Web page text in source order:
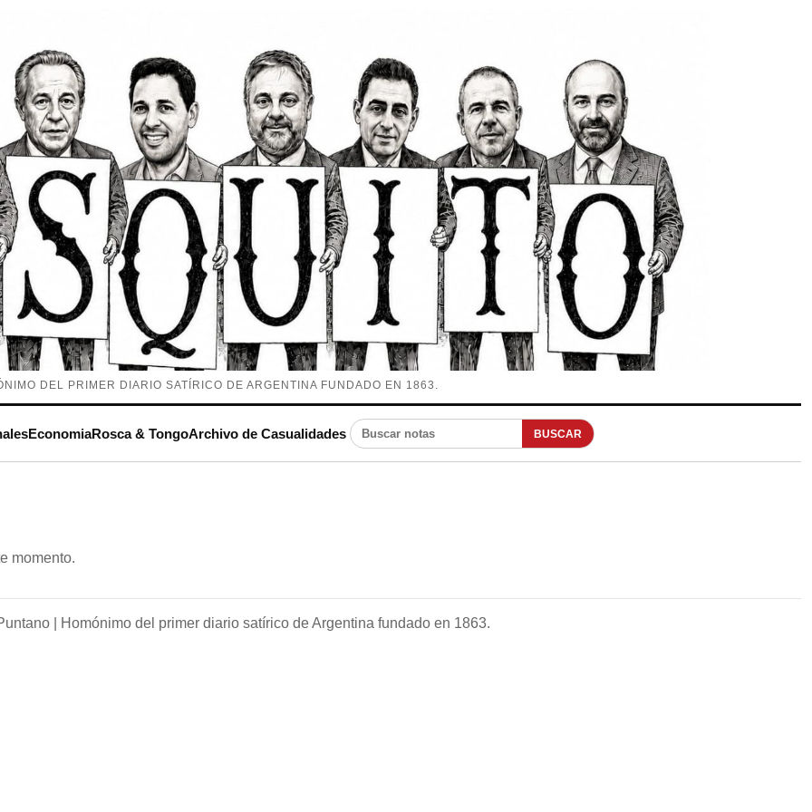
DEL PRIMER DIARIO SATÍRICO DE ARGENTINA FUNDADO EN 1863.
EconomiaRosca & TongoArchivo de Casualidades Buscar notas BUSCAR
momento.
| Homónimo del primer diario satírico de Argentina fundado en 1863.